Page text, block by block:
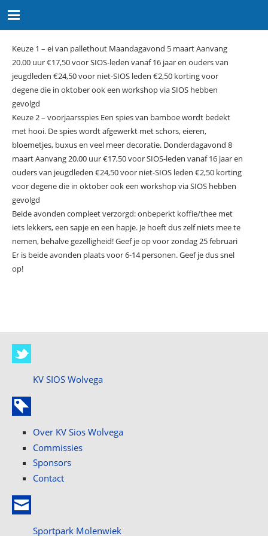
Keuze 1 – ei van pallethout Maandagavond 5 maart Aanvang
20.00 uur €17,50 voor SIOS-leden vanaf 16 jaar en ouders van
jeugdleden €24,50 voor niet-SIOS leden €2,50 korting voor
degene die in oktober ook een workshop via SIOS hebben
gevolgd
Keuze 2 – voorjaarsspies Een spies van bamboe wordt bedekt
met hooi. De spies wordt afgewerkt met schors, eieren,
bloemetjes, buxus en veel meer decoratie. Donderdagavond 8
maart Aanvang 20.00 uur €17,50 voor SIOS-leden vanaf 16 jaar en
ouders van jeugdleden €24,50 voor niet-SIOS leden €2,50 korting
voor degene die in oktober ook een workshop via SIOS hebben
gevolgd
Beide avonden compleet verzorgd: onbeperkt koffie/thee met
iets lekkers, een sapje en een hapje. Je hoeft dus zelf niets mee te
nemen, behalve gezelligheid! Geef je op voor zondag 25 februari
Er is beide avonden plaats voor 6-14 personen. Geef je dus snel
op!
KV SIOS Wolvega
Over KV Sios Wolvega
Commissies
Sponsors
Contact
Sportpark Molenwiek